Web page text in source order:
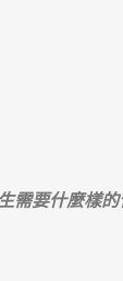
需要什麼樣的